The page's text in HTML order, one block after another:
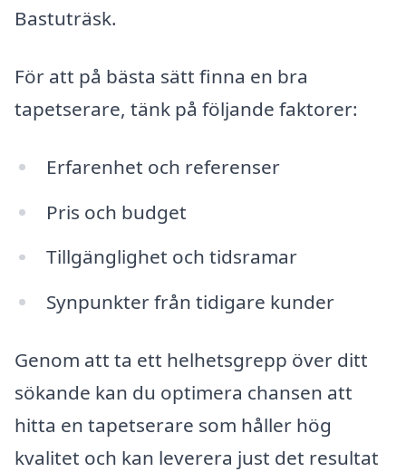
Bastuträsk.
För att på bästa sätt finna en bra
tapetserare, tänk på följande faktorer:
Erfarenhet och referenser
Pris och budget
Tillgänglighet och tidsramar
Synpunkter från tidigare kunder
Genom att ta ett helhetsgrepp över ditt
sökande kan du optimera chansen att
hitta en tapetserare som håller hög
kvalitet och kan leverera just det resultat